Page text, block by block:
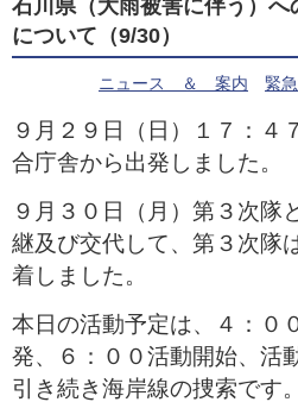
石川県（大雨被害に伴う）
について（9/30）
ニュース ＆ 案内 緊
９月２９日（日）１７：
合庁舎から出発しました。
９月３０日（月）第３次隊
継及び交代して、第３次隊
着しました。
本日の活動予定は、４：０
発、６：００活動開始、活
引き続き海岸線の捜索です。